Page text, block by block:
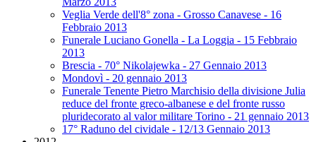
Veglia Verde dell'8° zona - Grosso Canavese - 16
Febbraio 2013
Funerale Luciano Gonella - La Loggia - 15 Febbraio
2013
Brescia - 70° Nikolajewka - 27 Gennaio 2013
Mondovì - 20 gennaio 2013
Funerale Tenente Pietro Marchisio della divisione Julia
reduce del fronte greco-albanese e del fronte russo
pluridecorato al valor militare Torino - 21 gennaio 2013
17° Raduno del cividale - 12/13 Gennaio 2013